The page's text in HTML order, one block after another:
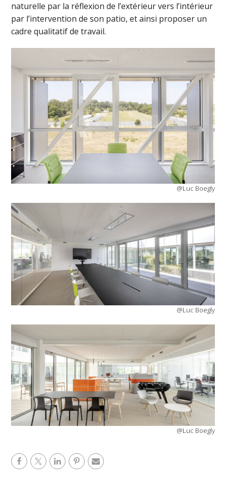
naturelle par la réflexion de l’extérieur vers l’intérieur
par l’intervention de son patio, et ainsi proposer un
cadre qualitatif de travail.
@Luc Boegly
@Luc Boegly
@Luc Boegly